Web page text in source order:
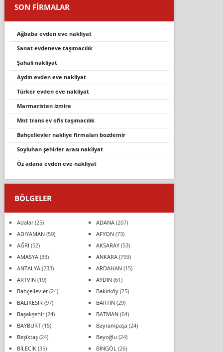
SON FİRMALAR
ağbaba evden eve nakliyat
sanat evdeneve taşımacılık
şahali nakliyat
aydın evden eve nakliyat
türker evden eve nakliyat
marmaristen i̇zmire
mnt trans ev ofis taşımacılık
bahçeli̇evler nakli̇ye fi̇rmalari bozdemi̇r
soyluhan şehirler arası nakliyat
öz adana evden eve nakliyat
BÖLGELER
Adalar(25) ADANA(207)
ADIYAMAN(59) AFYON(73)
AĞRI (52) AKSARAY(53)
AMASYA(33) ANKARA(793)
ANTALYA(233) ARDAHAN(15)
ARTVİN(19) AYDIN(61)
Bahçelievler(24) Bakırköy(25)
BALIKESİR (97) BARTIN(29)
Başakşehir(24) BATMAN(64)
BAYBURT(15) Bayrampaşa(24)
Beşiktaş(24) Beyoğlu (24)
BİLECİK(35) BİNGÖL (26)